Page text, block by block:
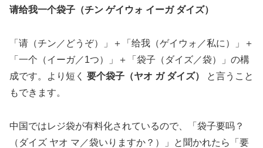
请给我一个袋子（チン ゲイウォ イーガ ダイズ）
「请（チン／どうぞ）」＋「给我（ゲイウォ／私に）」＋
「一个（イーガ／1つ）」＋「袋子（ダイズ／袋）」の構
成です。より短く 要个袋子（ヤオ ガ ダイズ）
と言うこと
もできます。
中国ではレジ袋が有料化されているので、「袋子要吗？
（ダイズ ヤオ マ／袋いりますか？）」と聞かれたら「要